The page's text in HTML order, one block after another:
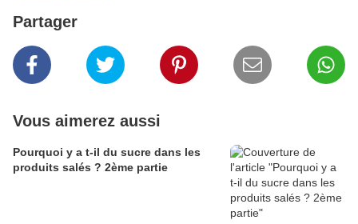
Partager
Vous aimerez aussi
Pourquoi y a t-il du sucre dans les
produits salés ? 2ème partie